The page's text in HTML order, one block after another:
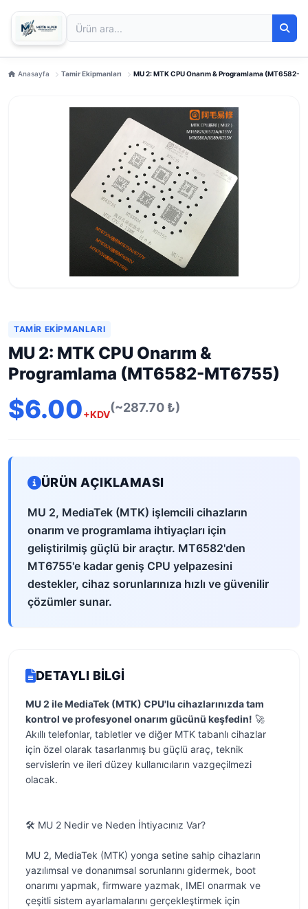
Anasayfa Tamir Ekipmanları MU 2: MTK CPU Onarım & Programlama (MT6582-
TAMIR EKIPMANLARI
MU 2: MTK CPU Onarım &
Programlama (MT6582-MT6755)
$6.00+KDV(~287.70 ₺)
ÜRÜN AÇIKLAMASI
MU 2, MediaTek (MTK) işlemcili cihazların
onarım ve programlama ihtiyaçları için
geliştirilmiş güçlü bir araçtır. MT6582'den
MT6755'e kadar geniş CPU yelpazesini
destekler, cihaz sorunlarınıza hızlı ve güvenilir
çözümler sunar.
DETAYLI BILGI
MU 2 ile MediaTek (MTK) CPU'lu cihazlarınızda tam
kontrol ve profesyonel onarım gücünü keşfedin! 🚀
Akıllı telefonlar, tabletler ve diğer MTK tabanlı cihazlar
için özel olarak tasarlanmış bu güçlü araç, teknik
servislerin ve ileri düzey kullanıcıların vazgeçilmezi
olacak.
🛠️ MU 2 Nedir ve Neden İhtiyacınız Var?
MU 2, MediaTek (MTK) yonga setine sahip cihazların
yazılımsal ve donanımsal sorunlarını gidermek, boot
onarımı yapmak, firmware yazmak, IMEI onarmak ve
çeşitli sistem ayarlamalarını gerçekleştirmek için